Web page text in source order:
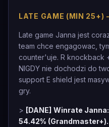
LATE GAME (MIN 25+)
Late game Janna jest
team chce engagowac,
counter'uje. R knockback
NIGDY nie dochodzi do
support E shield jest
gry.
> [DANE] Winrate
54.42% (Grandmaster+).